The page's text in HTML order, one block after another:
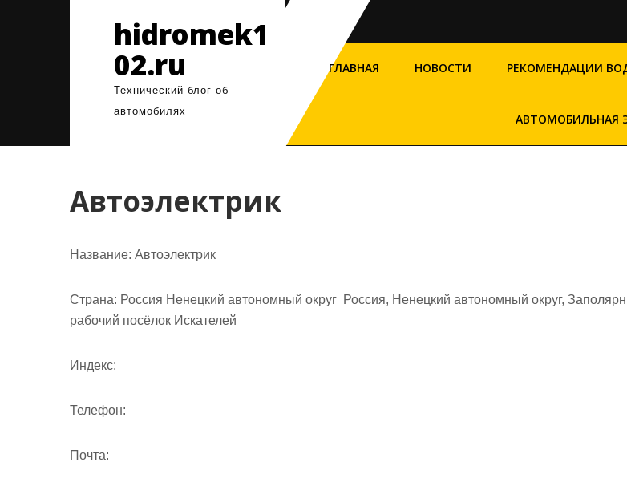
hidromek1
02.ru
Технический блог об
автомобилях
ГЛАВНАЯ НОВОСТИ РЕКОМЕНДАЦИИ
АВТОМОБИЛЬНАЯ
Автоэлектрик
Название: Автоэлектрик
Страна: Россия Ненецкий автономный округ Россия, Ненецкий автономный округ,
рабочий посёлок Искателей
Индекс:
Телефон:
Почта: